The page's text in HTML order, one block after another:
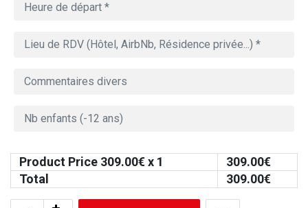
Product Price 309.00€ x 1 309.00€
Total
309.00€